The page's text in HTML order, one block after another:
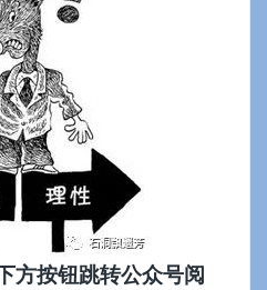
方按钮跳转公众号阅